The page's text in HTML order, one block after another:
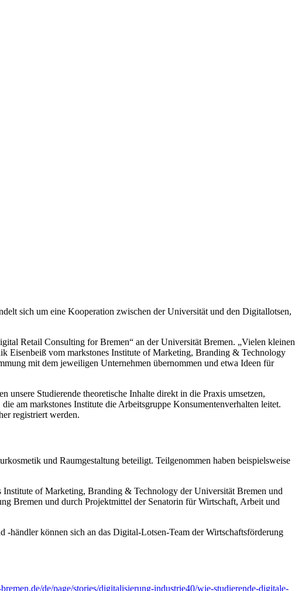
sich um eine Kooperation zwischen der Universität und den Digitallotsen,
Retail Consulting for Bremen“ an der Universität Bremen. „Vielen kleinen
Eisenbeiß vom markstones Institute of Marketing, Branding & Technology
mit dem jeweiligen Unternehmen übernommen und etwa Ideen für
Studierende theoretische Inhalte direkt in die Praxis umsetzen,
am markstones Institute die Arbeitsgruppe Konsumentenverhalten leitet.
registriert werden.
und Raumgestaltung beteiligt. Teilgenommen haben beispielsweise
of Marketing, Branding & Technology der Universität Bremen und
Bremen und durch Projektmittel der Senatorin für Wirtschaft, Arbeit und
händler können sich an das Digital-Lotsen-Team der Wirtschaftsförderung
de/page/stories/digitalisierung-industrie40/wie-studierende-digitale-